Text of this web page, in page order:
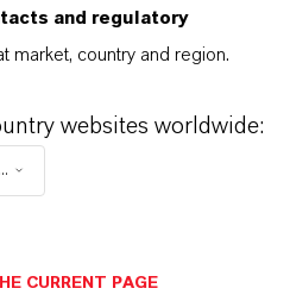
and regulatory
market, country and region.
websites worldwide:
CURRENT PAGE